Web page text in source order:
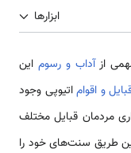
ابزارها
ازآداب و رسوم این
و اقواماتیوپی وجود
مردمان قبایل مختلف
طریق سنت‌های خود را